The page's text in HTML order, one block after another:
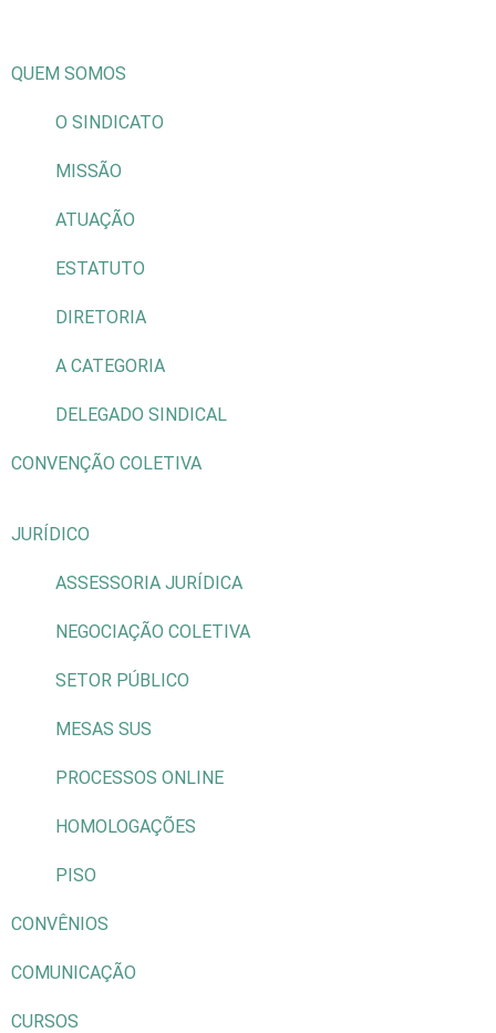
QUEM SOMOS
O SINDICATO
MISSÃO
ATUAÇÃO
ESTATUTO
DIRETORIA
A CATEGORIA
DELEGADO SINDICAL
CONVENÇÃO COLETIVA
JURÍDICO
ASSESSORIA JURÍDICA
NEGOCIAÇÃO COLETIVA
SETOR PÚBLICO
MESAS SUS
PROCESSOS ONLINE
HOMOLOGAÇÕES
PISO
CONVÊNIOS
COMUNICAÇÃO
CURSOS